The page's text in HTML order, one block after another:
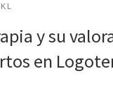
y su
en